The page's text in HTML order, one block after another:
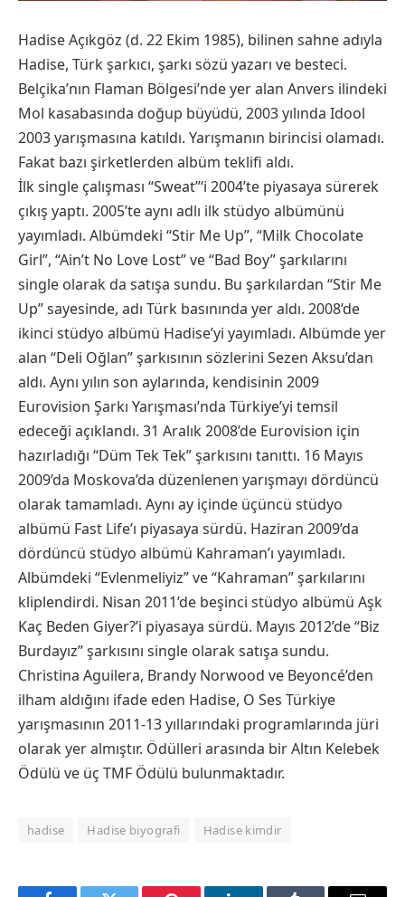
Hadise Açıkgöz (d. 22 Ekim 1985), bilinen sahne adıyla
Hadise, Türk şarkıcı, şarkı sözü yazarı ve besteci.
Belçika’nın Flaman Bölgesi’nde yer alan Anvers ilindeki
Mol kasabasında doğup büyüdü, 2003 yılında Idool
2003 yarışmasına katıldı. Yarışmanın birincisi olamadı.
Fakat bazı şirketlerden albüm teklifi aldı.
İlk single çalışması “Sweat”‘i 2004’te piyasaya sürerek
çıkış yaptı. 2005’te aynı adlı ilk stüdyo albümünü
yayımladı. Albümdeki “Stir Me Up”, “Milk Chocolate
Girl”, “Ain’t No Love Lost” ve “Bad Boy” şarkılarını
single olarak da satışa sundu. Bu şarkılardan “Stir Me
Up” sayesinde, adı Türk basınında yer aldı. 2008’de
ikinci stüdyo albümü Hadise’yi yayımladı. Albümde yer
alan “Deli Oğlan” şarkısının sözlerini Sezen Aksu’dan
aldı. Aynı yılın son aylarında, kendisinin 2009
Eurovision Şarkı Yarışması’nda Türkiye’yi temsil
edeceği açıklandı. 31 Aralık 2008’de Eurovision için
hazırladığı “Düm Tek Tek” şarkısını tanıttı. 16 Mayıs
2009’da Moskova’da düzenlenen yarışmayı dördüncü
olarak tamamladı. Aynı ay içinde üçüncü stüdyo
albümü Fast Life’ı piyasaya sürdü. Haziran 2009’da
dördüncü stüdyo albümü Kahraman’ı yayımladı.
Albümdeki “Evlenmeliyiz” ve “Kahraman” şarkılarını
kliplendirdi. Nisan 2011’de beşinci stüdyo albümü Aşk
Kaç Beden Giyer?’i piyasaya sürdü. Mayıs 2012’de “Biz
Burdayız” şarkısını single olarak satışa sundu.
Christina Aguilera, Brandy Norwood ve Beyoncé’den
ilham aldığını ifade eden Hadise, O Ses Türkiye
yarışmasının 2011-13 yıllarındaki programlarında jüri
olarak yer almıştır. Ödülleri arasında bir Altın Kelebek
Ödülü ve üç TMF Ödülü bulunmaktadır.
hadise Hadise biyografi Hadise kimdir